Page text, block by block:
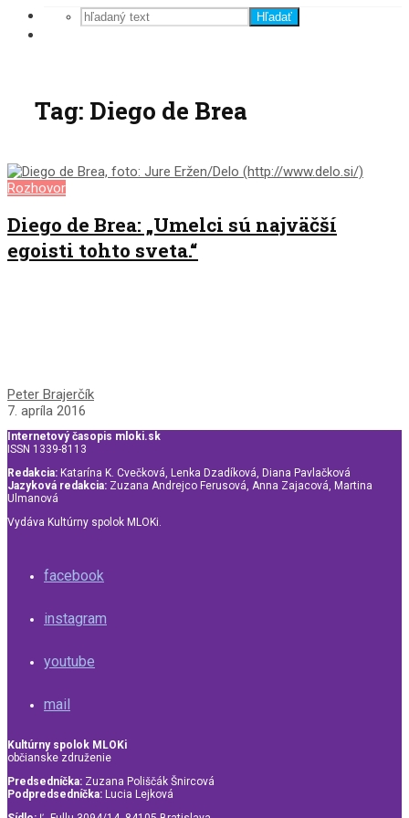
Hľadať
Tag: Diego de Brea
Rozhovor
Diego de Brea: „Umelci sú najväčší
egoisti tohto sveta.“
Peter Brajerčík
7. apríla 2016
Internetový časopis mloki.sk
ISSN 1339-8113
Redakcia: Katarína K. Cvečková, Lenka Dzadíková, Diana Pavlačková
Jazyková redakcia: Zuzana Andrejco Ferusová, Anna Zajacová, Martina
Ulmanová
Vydáva Kultúrny spolok MLOKi.
facebook
instagram
youtube
mail
Kultúrny spolok MLOKi
občianske združenie
Predsedníčka: Zuzana Poliščák Šnircová
Podpredsedníčka: Lucia Lejková